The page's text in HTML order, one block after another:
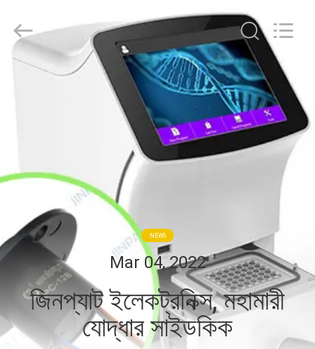
VR
প্রদর্শন
আমাদের
সম্পর্কে
কারখানা
ভ্রমণ
Reserved.
NEWS
Mar 04, 2022
জিনপ্যাট ইলেকট্রনিক্স, মহামারী
যোদ্ধার সাইডকিক